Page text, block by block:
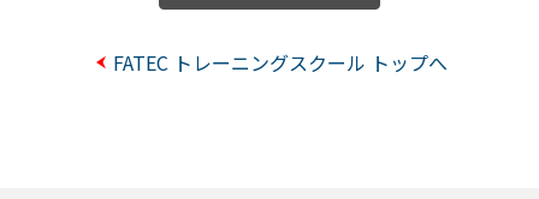
FATEC トレーニングスクール トップへ